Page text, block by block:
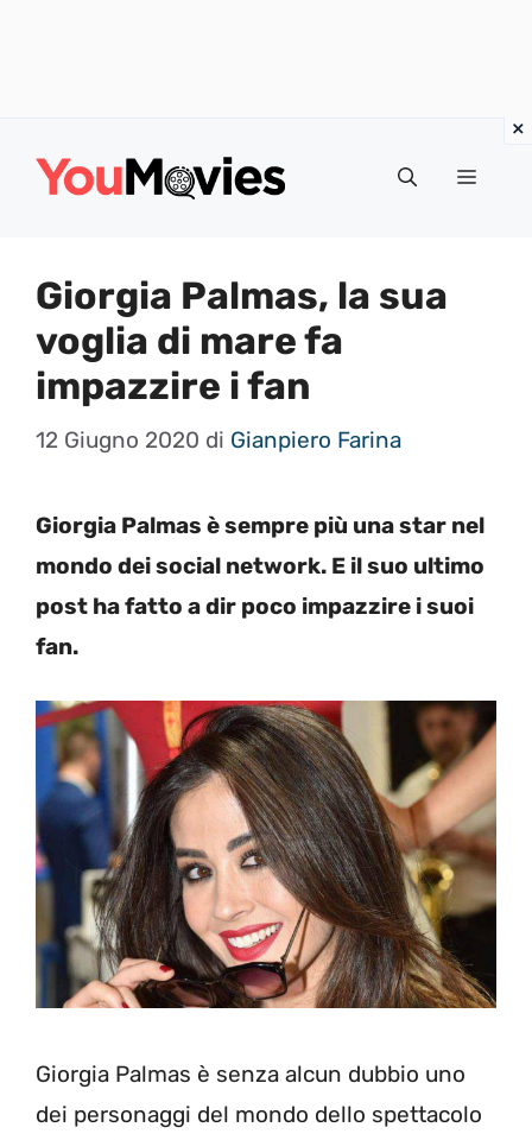
Menu
Giorgia Palmas, la sua
voglia di mare fa
impazzire i fan
12 Giugno 2020 di Gianpiero Farina
Giorgia Palmas è sempre più una star nel
mondo dei social network. E il suo ultimo
post ha fatto a dir poco impazzire i suoi
fan.
Giorgia Palmas è senza alcun dubbio uno
dei personaggi del mondo dello spettacolo